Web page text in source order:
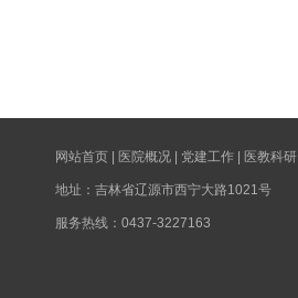
网站首页 | 医院概况 | 党建工作 | 医教科研
地址：吉林省辽源市西宁大路1021号
服务热线：0437-3227163